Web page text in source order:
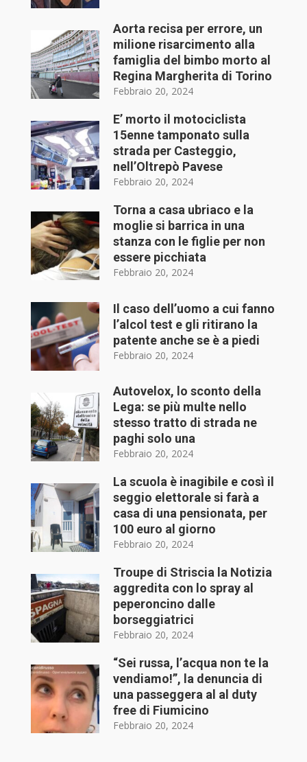
Aorta recisa per errore, un
milione risarcimento alla
famiglia del bimbo morto al
Regina Margherita di Torino
Febbraio 20, 2024
E’ morto il motociclista
15enne tamponato sulla
strada per Casteggio,
nell’Oltrepò Pavese
Febbraio 20, 2024
Torna a casa ubriaco e la
moglie si barrica in una
stanza con le figlie per non
essere picchiata
Febbraio 20, 2024
Il caso dell’uomo a cui fanno
l’alcol test e gli ritirano la
patente anche se è a piedi
Febbraio 20, 2024
Autovelox, lo sconto della
Lega: se più multe nello
stesso tratto di strada ne
paghi solo una
Febbraio 20, 2024
La scuola è inagibile e così il
seggio elettorale si farà a
casa di una pensionata, per
100 euro al giorno
Febbraio 20, 2024
Troupe di Striscia la Notizia
aggredita con lo spray al
peperoncino dalle
borseggiatrici
Febbraio 20, 2024
“Sei russa, l’acqua non te la
vendiamo!”, la denuncia di
una passeggera al al duty
free di Fiumicino
Febbraio 20, 2024